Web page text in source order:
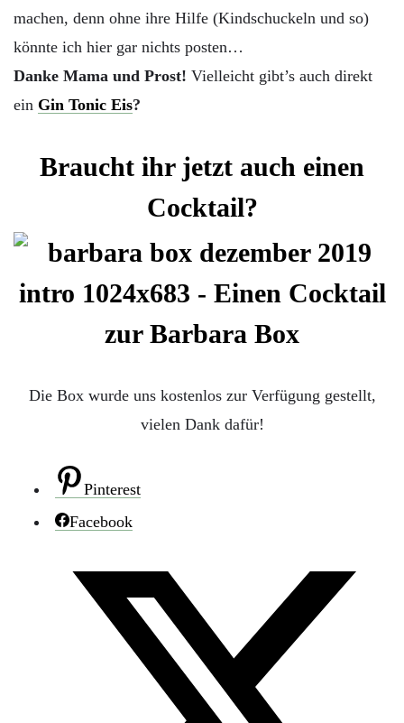
machen, denn ohne ihre Hilfe (Kindschuckeln und so)
könnte ich hier gar nichts posten…
Danke Mama und Prost! Vielleicht gibt’s auch direkt
ein Gin Tonic Eis?
Braucht ihr jetzt auch einen
Cocktail?
Die Box wurde uns kostenlos zur Verfügung gestellt,
vielen Dank dafür!
Pinterest
Facebook